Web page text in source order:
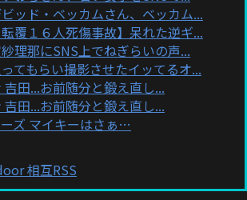
ビッド・ベッカムさん、ベッカム...
転覆１６人死傷事故】呆れた逆ギ...
理那にSNS上でねぎらいの声...
てもらい撮影させたイッてるオ...
田...お前随分と鍛え直し...
田...お前随分と鍛え直し...
ズ マイキーはさぁ…
相互RSS